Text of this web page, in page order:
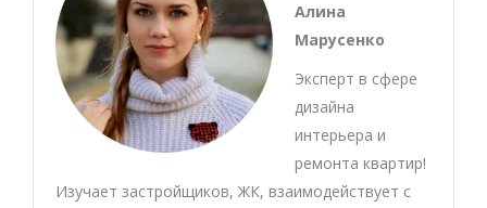
Алина
Марусенко
Эксперт в сфере
дизайна
интерьера и
ремонта квартир!
Изучает застройщиков, ЖК, взаимодействует с